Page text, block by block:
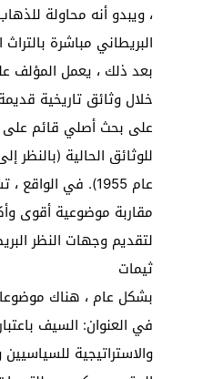
، ويبدو أنه محاولة
البريطاني مباشرة بالتراث
بعد ذلك ، يعمل المؤلف
خلال وثائق تاريخية
على بحث أصلي قائم
للوثائق الحالية
عام 1955). في
مقاربة موضوعية أقوى
لتقديم وجهات النظر
ثيمات
بشكل عام ، هناك
في العنوان: السيف
والاستراتيجية